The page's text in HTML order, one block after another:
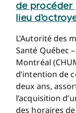
de procéder
lieu
L’Autorité des
Santé Québec
Montréal
d’intention de
deux ans,
l’acquisition
des horaires